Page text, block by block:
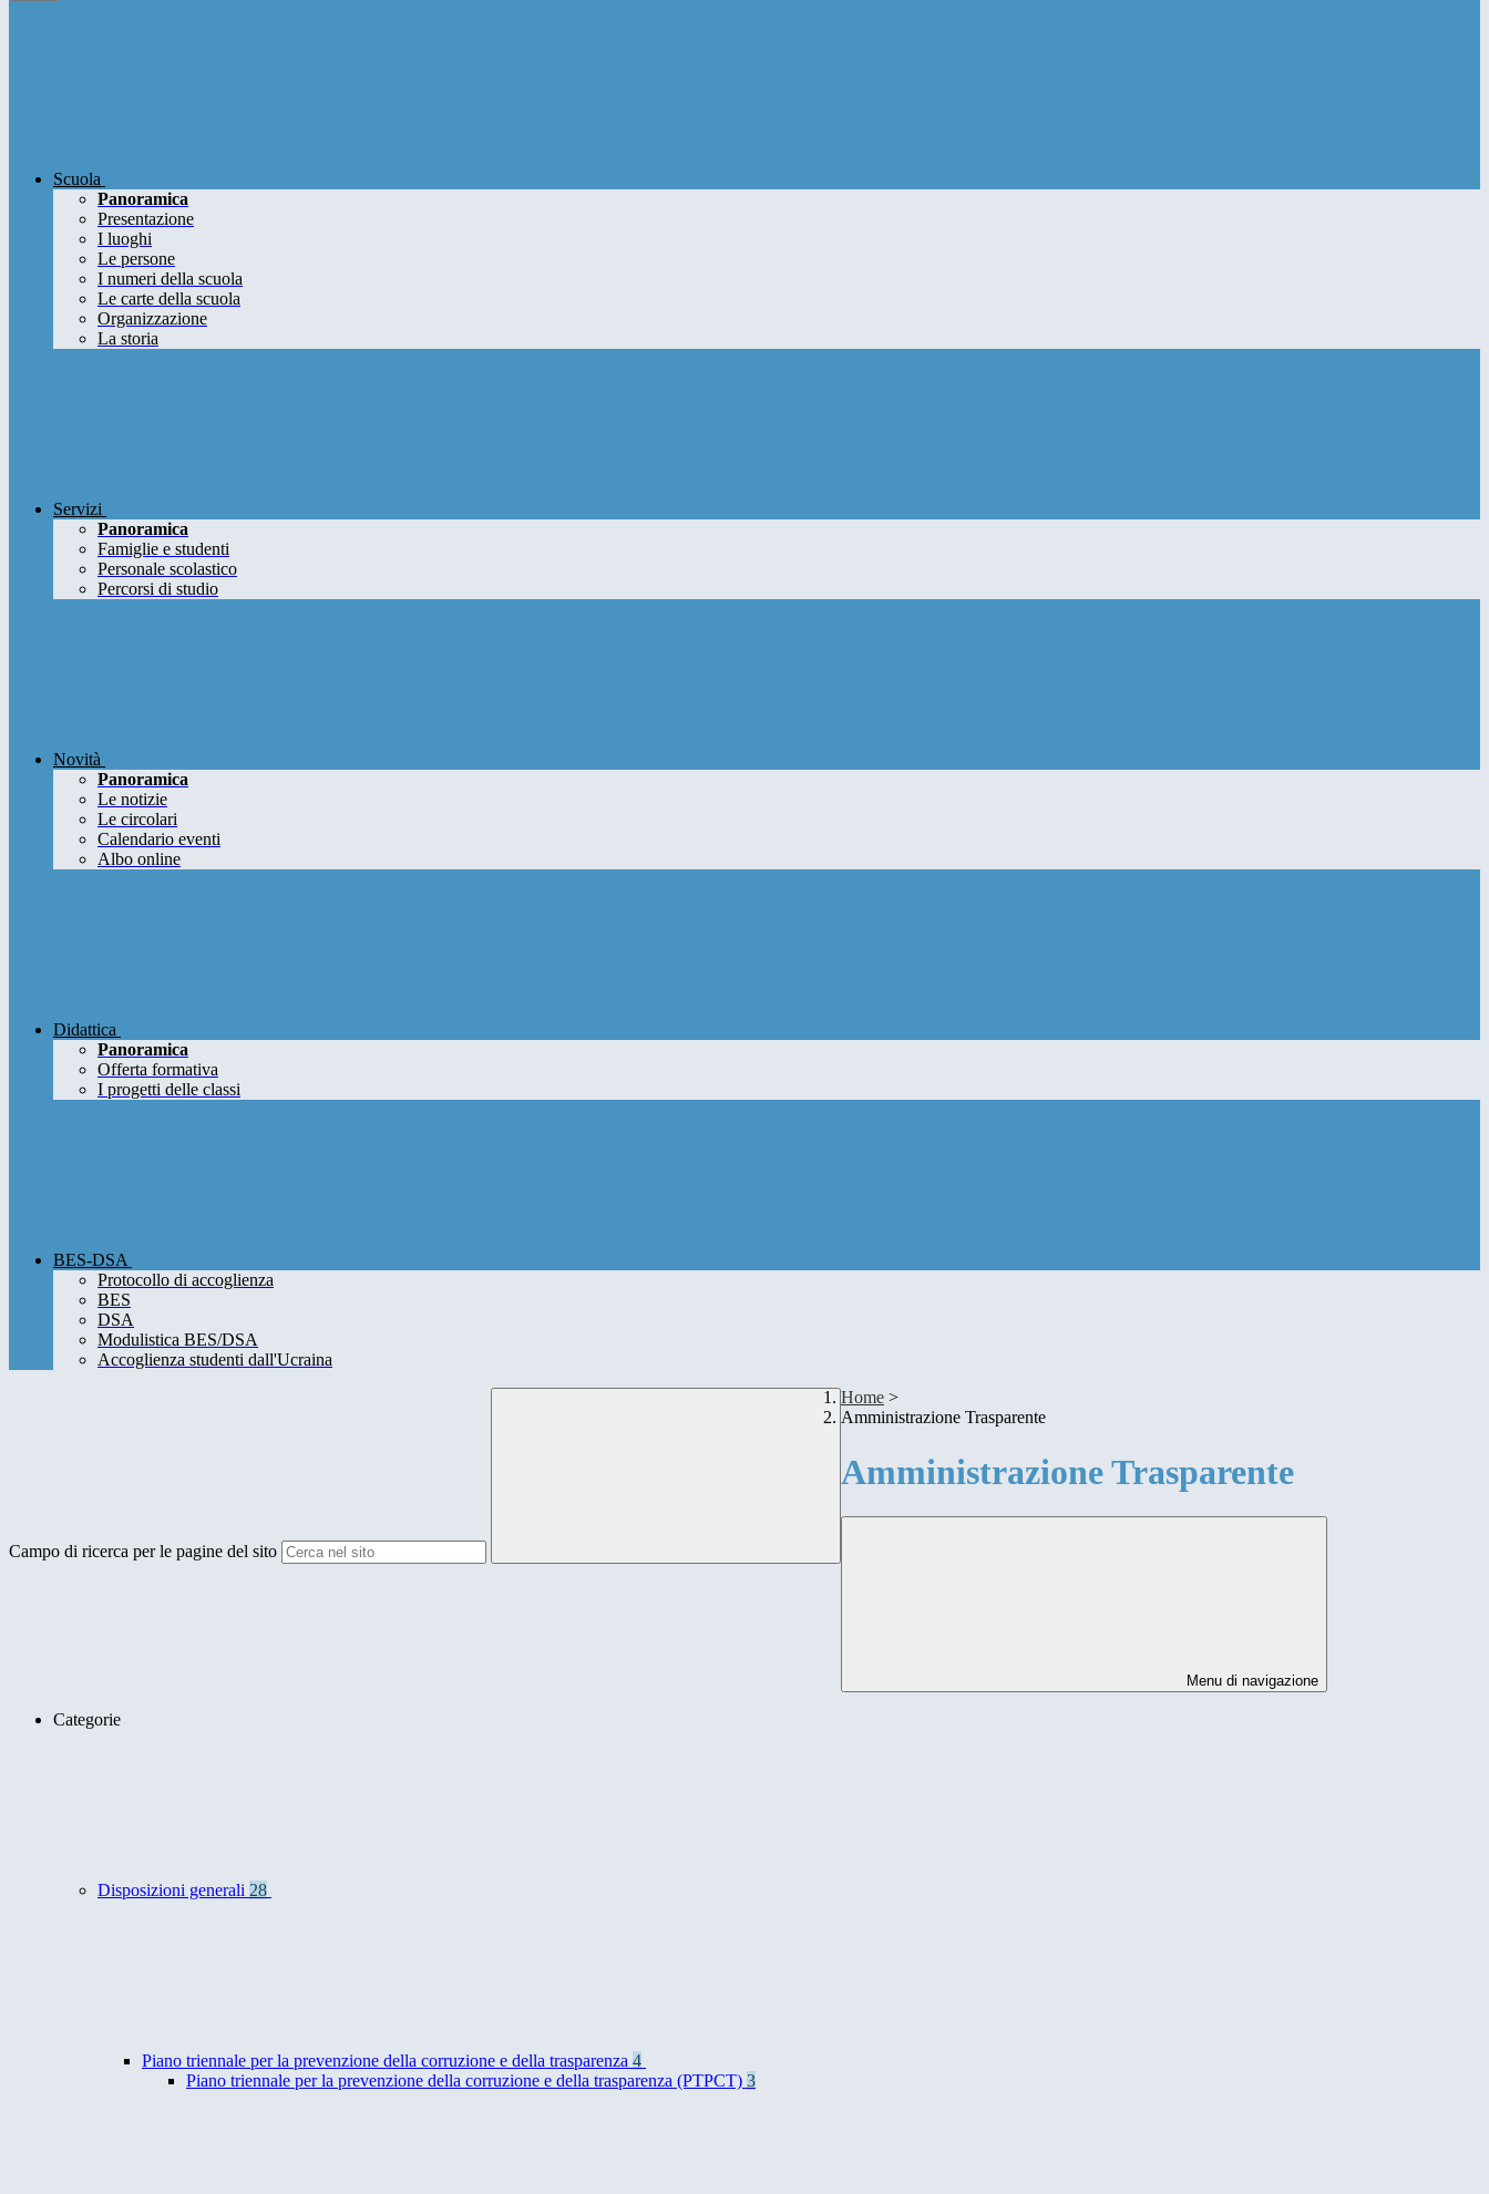
Scuola
Panoramica
Presentazione
I luoghi
Le persone
I numeri della scuola
Le carte della scuola
Organizzazione
La storia
Servizi
Panoramica
Famiglie e studenti
Personale scolastico
Percorsi di studio
Novità
Panoramica
Le notizie
Le circolari
Calendario eventi
Albo online
Didattica
Panoramica
Offerta formativa
I progetti delle classi
BES-DSA
Protocollo di accoglienza
BES
DSA
Modulistica BES/DSA
Accoglienza studenti dall'Ucraina
Campo di ricerca per le pagine del sito
Home >
Amministrazione Trasparente
Amministrazione Trasparente
Menu di navigazione
Categorie
Disposizioni generali 28
Piano triennale per la prevenzione della corruzione e della trasparenza 4
Piano triennale per la prevenzione della corruzione e della trasparenza (PTPCT) 3